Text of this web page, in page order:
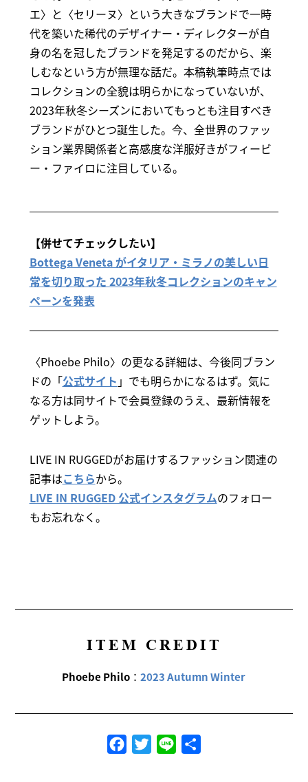
エ〉と〈セリーヌ〉という大きなブランドで一時
代を築いた稀代のデザイナー・ディレクターが自
身の名を冠したブランドを発足するのだから、楽
しむなという方が無理な話だ。本稿執筆時点では
コレクションの全貌は明らかになっていないが、
2023年秋冬シーズンにおいてもっとも注目すべき
ブランドがひとつ誕生した。今、全世界のファッ
ション業界関係者と高感度な洋服好きがフィービ
ー・ファイロに注目している。
【併せてチェックしたい】
Bottega Veneta がイタリア・ミラノの美しい日
常を切り取った 2023年秋冬コレクションのキャン
ペーンを発表
〈Phoebe Philo〉の更なる詳細は、今後同ブラン
ドの「公式サイト 」でも明らかになるはず。気に
なる方は同サイトで会員登録のうえ、最新情報を
ゲットしよう。
LIVE IN RUGGEDがお届けするファッション関連の
記事はこちらから。
LIVE IN RUGGED 公式インスタグラムのフォロー
もお忘れなく。
ITEM CREDIT
Phoebe Philo ：2023 Autumn Winter
FacebookTwitterLine